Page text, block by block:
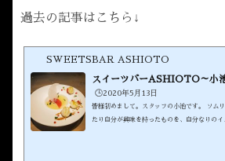
過去の記事はこちら↓
SWEETSBAR ASHIOTO
スイーツバーASHIOTO～小
🕒️2020年5月13日
皆様初めまして。スタッフの小池です。 ソム
たり自分が興味を持ったものを、自分なりの